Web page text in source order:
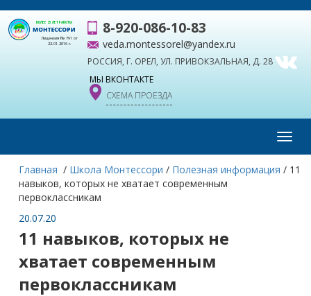
БОЛЕЕ 25 ЛЕТ РАБОТЫ
Лицензия № 791 от
22.01.2016 г.
8-920-086-10-83
veda.montessorel@yandex.ru
РОССИЯ, Г. ОРЕЛ, УЛ. ПРИВОКЗАЛЬНАЯ, Д. 28
МЫ ВКОНТАКТЕ
СХЕМА ПРОЕЗДА
Главная / Школа Монтессори / Полезная информация / 11
навыков, которых не хватает современным
первоклассникам
20.07.20
11 навыков, которых не
хватает современным
первоклассникам